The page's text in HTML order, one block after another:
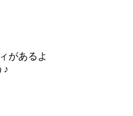
があるよ
♪